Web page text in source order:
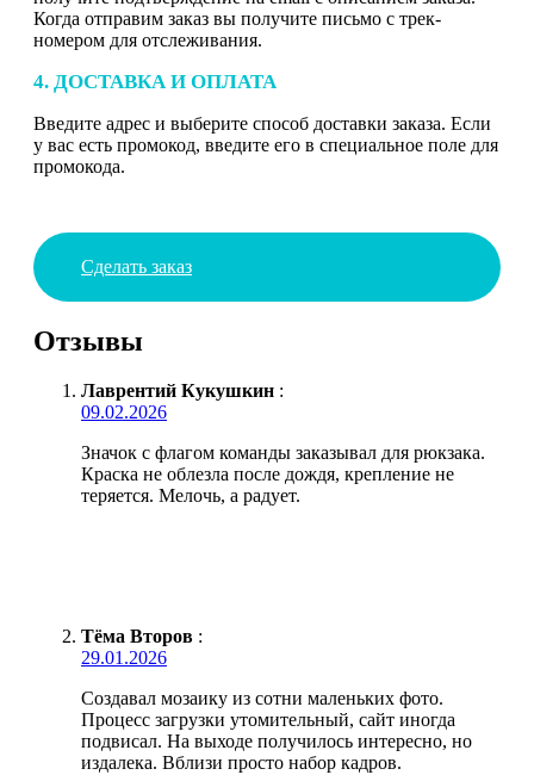
Когда отправим заказ вы получите письмо с трек-
номером для отслеживания.
4. ДОСТАВКА И ОПЛАТА
Введите адрес и выберите способ доставки заказа. Если
у вас есть промокод, введите его в специальное поле для
промокода.
Сделать заказ
Отзывы
Лаврентий Кукушкин :
09.02.2026
Значок с флагом команды заказывал для рюкзака.
Краска не облезла после дождя, крепление не
теряется. Мелочь, а радует.
Тёма Второв :
29.01.2026
Создавал мозаику из сотни маленьких фото.
Процесс загрузки утомительный, сайт иногда
подвисал. На выходе получилось интересно, но
издалека. Вблизи просто набор кадров.